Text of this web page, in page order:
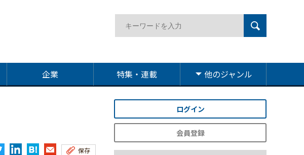
企業 特集・連載 他のジャンル
保存
ログイン
会員登録